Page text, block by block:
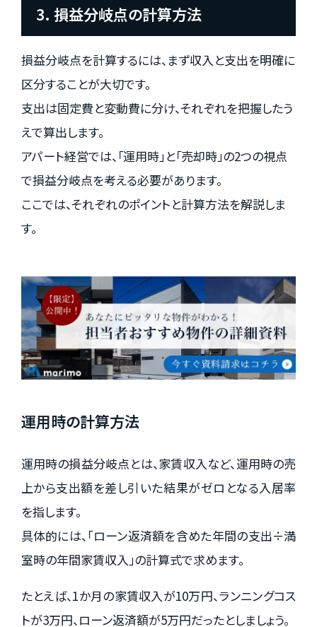
3. 損益分岐点の計算方法
損益分岐点を計算するには、まず収入と支出を明確に
区分することが大切です。
支出は固定費と変動費に分け、それぞれを把握したう
えで算出します。
アパート経営では、「運用時」と「売却時」の2つの視点
で損益分岐点を考える必要があります。
ここでは、それぞれのポイントと計算方法を解説しま
す。
運用時の計算方法
運用時の損益分岐点とは、家賃収入など、運用時の売
上から支出額を差し引いた結果がゼロとなる入居率
を指します。
具体的には、「ローン返済額を含めた年間の支出÷満
室時の年間家賃収入」の計算式で求めます。
たとえば、1か月の家賃収入が10万円、ランニングコス
トが3万円、ローン返済額が5万円だったとしましょう。